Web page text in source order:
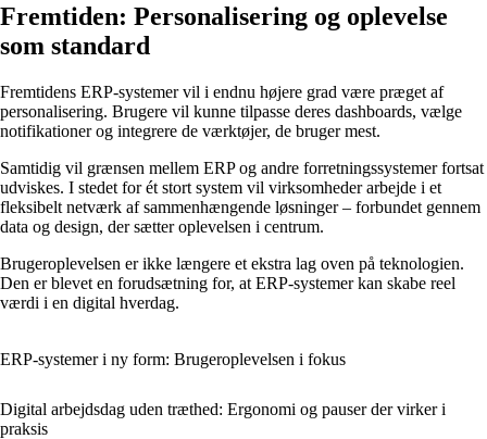
Fremtiden: Personalisering og oplevelse
som standard
Fremtidens ERP-systemer vil i endnu højere grad være præget af
personalisering. Brugere vil kunne tilpasse deres dashboards, vælge
notifikationer og integrere de værktøjer, de bruger mest.
Samtidig vil grænsen mellem ERP og andre forretningssystemer fortsat
udviskes. I stedet for ét stort system vil virksomheder arbejde i et
fleksibelt netværk af sammenhængende løsninger – forbundet gennem
data og design, der sætter oplevelsen i centrum.
Brugeroplevelsen er ikke længere et ekstra lag oven på teknologien.
Den er blevet en forudsætning for, at ERP-systemer kan skabe reel
værdi i en digital hverdag.
ERP-systemer i ny form: Brugeroplevelsen i fokus
Digital arbejdsdag uden træthed: Ergonomi og pauser der virker i
praksis